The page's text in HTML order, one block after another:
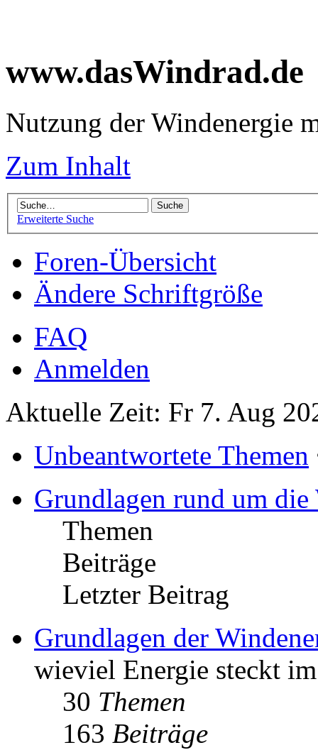
www.dasWindrad.de
Nutzung der Windenergie
Zum Inhalt
Erweiterte Suche
Foren-Übersicht
Ändere Schriftgröße
FAQ
Anmelden
Aktuelle Zeit: Fr 7. Aug
Unbeantwortete Themen
Grundlagen rund um
Themen
Beiträge
Letzter Beitrag
Grundlagen der
wieviel Energie steckt
30 Themen
163 Beiträge